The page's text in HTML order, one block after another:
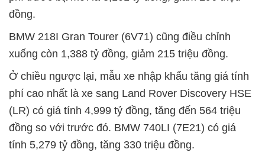
đồng.
BMW 218I Gran Tourer (6V71) cũng điều chỉnh
xuống còn 1,388 tỷ đồng, giảm 215 triệu đồng.
Ở chiều ngược lại, mẫu xe nhập khẩu tăng giá tính
phí cao nhất là xe sang Land Rover Discovery HSE
(LR) có giá tính 4,999 tỷ đồng, tăng đến 564 triệu
đồng so với trước đó. BMW 740LI (7E21) có giá
tính 5,279 tỷ đồng, tăng 330 triệu đồng.